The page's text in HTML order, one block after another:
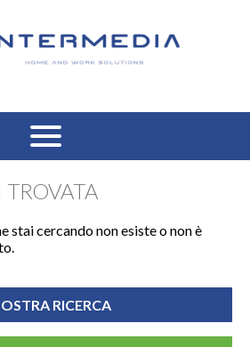
stai cercando non esiste o non è